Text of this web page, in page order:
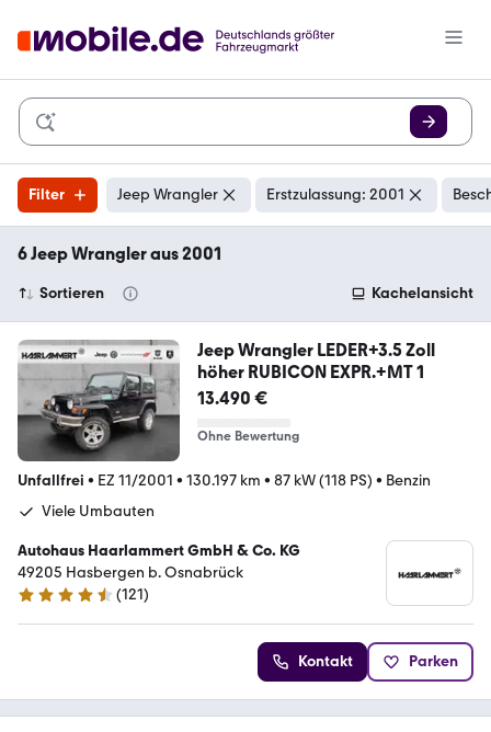
Filter Jeep Wrangler Erstzulassung: 2001
6 Jeep Wrangler aus 2001
Sortieren Kachelansicht
Jeep Wrangler LEDER+3.5 Zoll
höher RUBICON EXPR.+MT 1
13.490 €
Ohne Bewertung
Unfallfrei • EZ 11/2001 • 130.197 km • 87 kW (118 PS) • Benzin
Viele Umbauten
Autohaus Haarlammert GmbH & Co. KG
49205 Hasbergen b. Osnabrück
4.6 Sterne
(121)
Kontakt Parken